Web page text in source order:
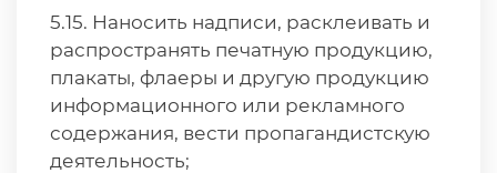
5.15. Наносить надписи, расклеивать и
распространять печатную продукцию,
плакаты, флаеры и другую продукцию
информационного или рекламного
содержания, вести пропагандистскую
деятельность;